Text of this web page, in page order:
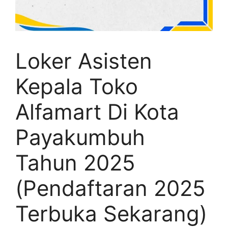
Loker Asisten
Kepala Toko
Alfamart Di Kota
Payakumbuh
Tahun 2025
(Pendaftaran 2025
Terbuka Sekarang)